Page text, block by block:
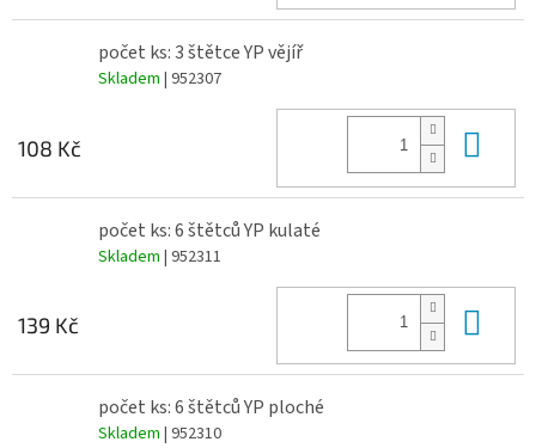
počet ks: 3 štětce YP vějíř
Skladem | 952307
108 Kč
počet ks: 6 štětců YP kulaté
Skladem | 952311
139 Kč
počet ks: 6 štětců YP ploché
Skladem | 952310